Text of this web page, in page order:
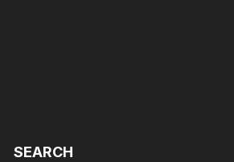
SEARCH